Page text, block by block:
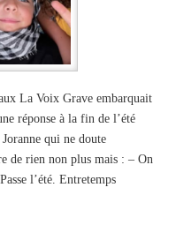
La Voix Grave embarquait
réponse à la fin de l’été
qui ne doute
de rien non plus mais : – On
l’été. Entretemps